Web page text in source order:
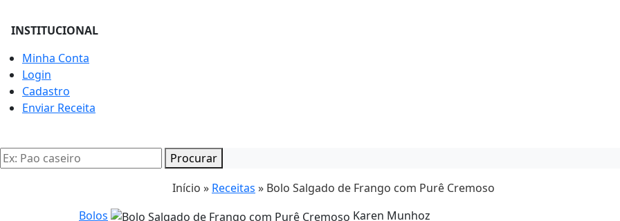
INSTITUCIONAL
Minha Conta
Login
Cadastro
Enviar Receita
Procurar
Início » Receitas » Bolo Salgado de Frango com Purê Cremoso
Bolos
Karen Munhoz